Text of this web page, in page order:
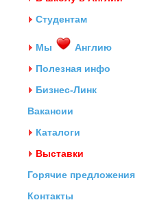
Студентам
Мы
Англию
Полезная инфо
Бизнес-Линк
Вакансии
Каталоги
Выставки
Горячие предложения
Контакты